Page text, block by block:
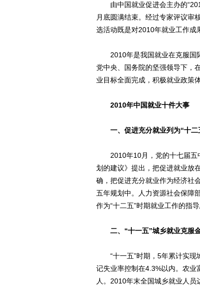
由中国就业促进会主办的
月底圆满结束。经过专家评议审
选活动既是对2010年就业工作成
2010年是我国就业在克服国际
党中央、国务院的坚强领导下，
业目标全面完成，积极就业政策
2010年中国就业十件大事
一、促进充分就业列为“十
2010年10月，党的十七届五
划的建议》提出，把促进就业放
确，把促进充分就业作为经济社
五年规划中。人力资源社会保障
作为“十二五”时期就业工作的指
二、“十一五”城乡就业克服
“十一五”时期，5年累计实现
记失业率控制在4.3%以内。农业
人。2010年末全国城乡就业人员